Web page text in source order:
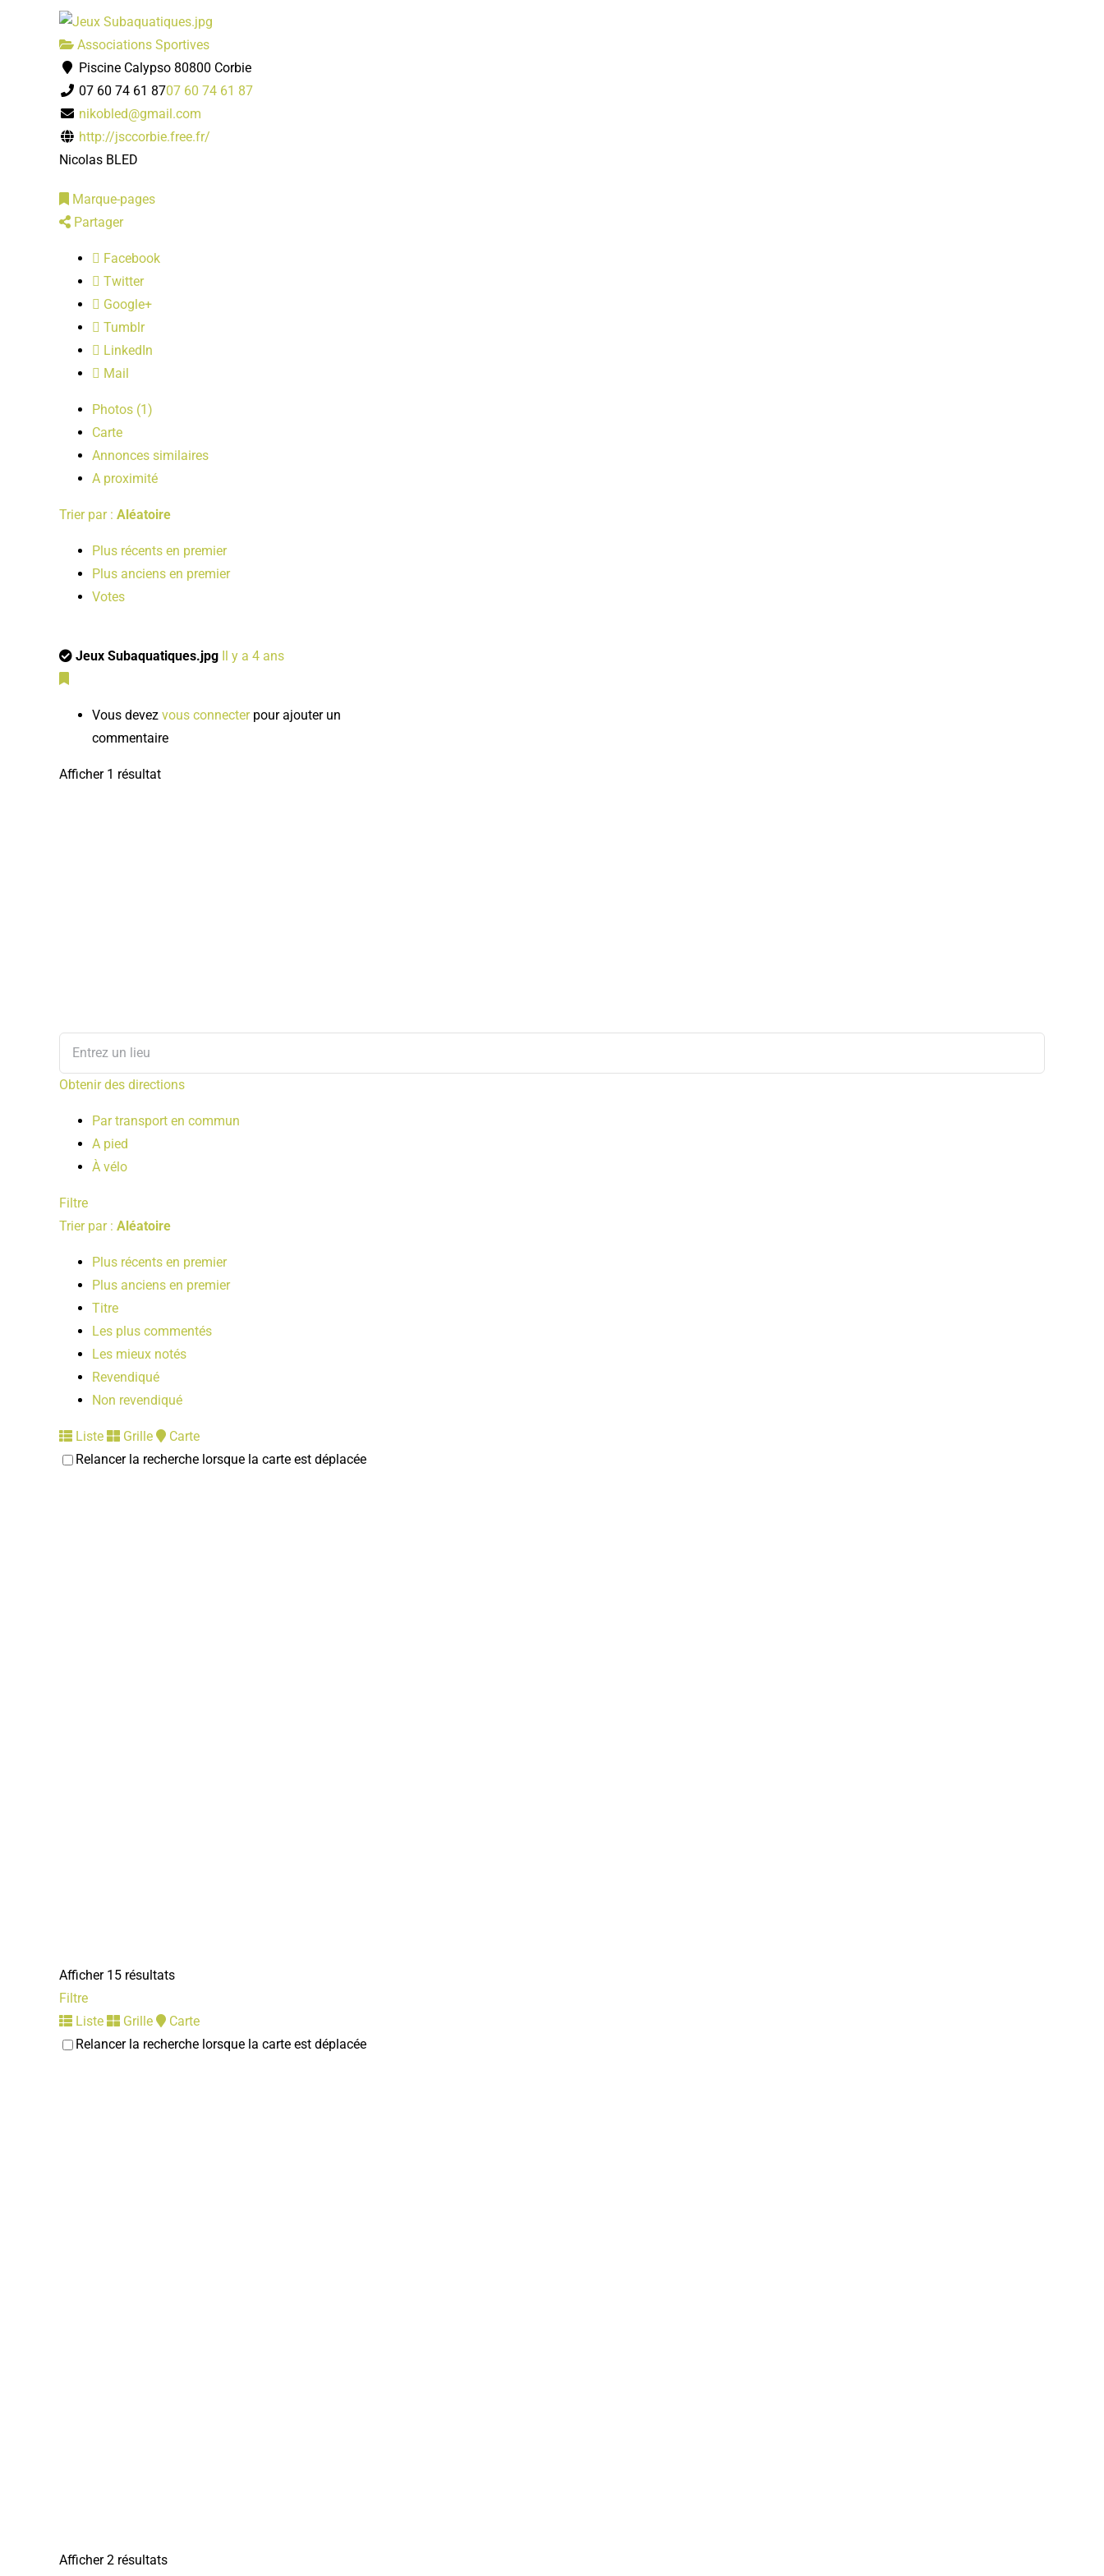
Associations Sportives
Piscine Calypso 80800 Corbie
07 60 74 61 8707 60 74 61 87
nikobled@gmail.com
http://jsccorbie.free.fr/
Nicolas BLED
Marque-pages
Partager
Facebook
Twitter
Google+
Tumblr
LinkedIn
Mail
Photos (1)
Carte
Annonces similaires
A proximité
Trier par : Aléatoire
Plus récents en premier
Plus anciens en premier
Votes
Jeux Subaquatiques.jpg Il y a 4 ans
Vous devez vous connecterpour ajouter un
commentaire
Afficher 1 résultat
Obtenir des directions
Par transport en commun
A pied
À vélo
Filtre
Trier par : Aléatoire
Plus récents en premier
Plus anciens en premier
Titre
Les plus commentés
Les mieux notés
Revendiqué
Non revendiqué
Liste Grille
Carte
Relancer la recherche lorsque la carte est déplacée
Afficher 15 résultats
Filtre
Liste
Grille
Carte
Relancer la recherche lorsque la carte est déplacée
Afficher 2 résultats